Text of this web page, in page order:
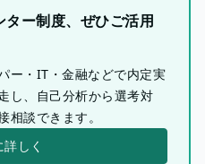
ー制度、ぜひご活用
ー・IT・金融などで内定実
し、自己分析から選考対
相談できます。
しく